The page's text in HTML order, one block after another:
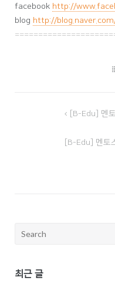
facebook http://
blog http://
[B-Edu] 멘
[B-Edu] 멘토
Search
최근 글